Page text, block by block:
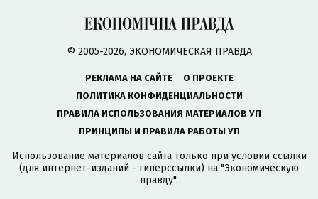
© 2005-2026, ЭКОНОМИЧЕСКАЯ ПРАВДА
РЕКЛАМА НА САЙТЕ
О ПРОЕКТЕ
ПОЛИТИКА КОНФИДЕНЦИАЛЬНОСТИ
ПРАВИЛА ИСПОЛЬЗОВАНИЯ МАТЕРИАЛОВ УП
ПРИНЦИПЫ И ПРАВИЛА РАБОТЫ УП
Использование материалов сайта только при условии ссылки
(для интернет-изданий - гиперссылки) на "Экономическую
правду".